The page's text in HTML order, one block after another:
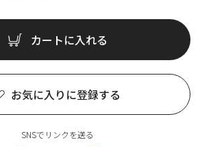
カートに入れる
お気に入りに登録する
SNSでリンクを送る